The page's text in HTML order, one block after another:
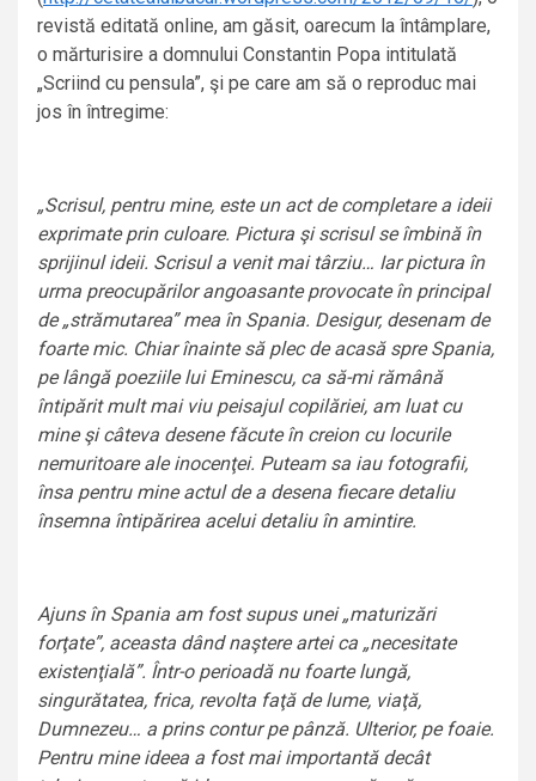
revistă editată online, am găsit, oarecum la întâmplare,
o mărturisire a domnului Constantin Popa intitulată
„Scriind cu pensula”, şi pe care am să o reproduc mai
jos în întregime:
„Scrisul, pentru mine, este un act de completare a ideii
exprimate prin culoare. Pictura şi scrisul se îmbină în
sprijinul ideii. Scrisul a venit mai târziu… Iar pictura în
urma preocupărilor angoasante provocate în principal
de „strămutarea” mea în Spania. Desigur, desenam de
foarte mic. Chiar înainte să plec de acasă spre Spania,
pe lângă poeziile lui Eminescu, ca să-mi rămână
întipărit mult mai viu peisajul copilăriei, am luat cu
mine şi câteva desene făcute în creion cu locurile
nemuritoare ale inocenţei. Puteam sa iau fotografii,
însa pentru mine actul de a desena fiecare detaliu
însemna întipărirea acelui detaliu în amintire.
Ajuns în Spania am fost supus unei „maturizări
forţate”, aceasta dând naştere artei ca „necesitate
existenţială”. Într-o perioadă nu foarte lungă,
singurătatea, frica, revolta faţă de lume, viaţă,
Dumnezeu… a prins contur pe pânză. Ulterior, pe foaie.
Pentru mine ideea a fost mai importantă decât